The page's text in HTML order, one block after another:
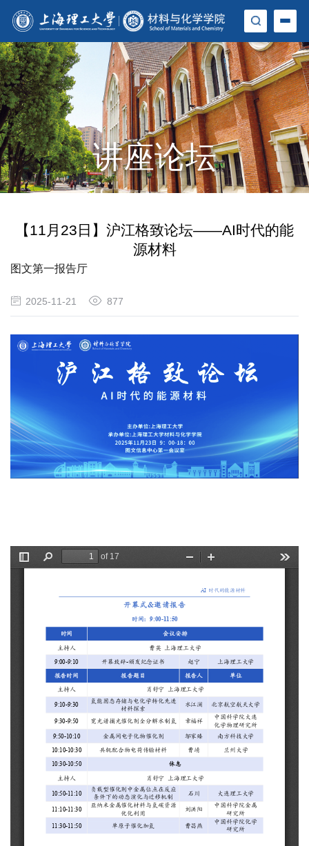
讲座论坛
【11月23日】沪江格致论坛——AI时代的能
源材料
图文第一报告厅
2025-11-21 877